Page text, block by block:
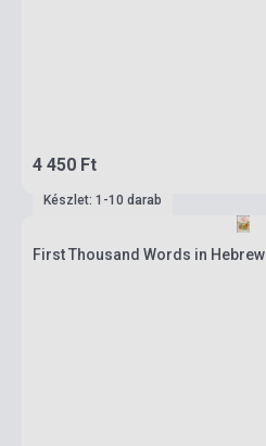
4 450 Ft
Készlet: 1-10 darab
First Thousand Words in Hebrew